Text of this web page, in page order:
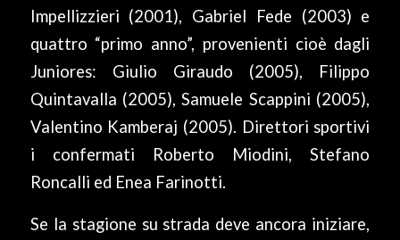
Impellizzieri (2001), Gabriel Fede (2003) e
quattro “primo anno”, provenienti cioè dagli
Juniores: Giulio Giraudo (2005), Filippo
Quintavalla (2005), Samuele Scappini (2005),
Valentino Kamberaj (2005). Direttori sportivi
i confermati Roberto Miodini, Stefano
Roncalli ed Enea Farinotti.
Se la stagione su strada deve ancora iniziare,